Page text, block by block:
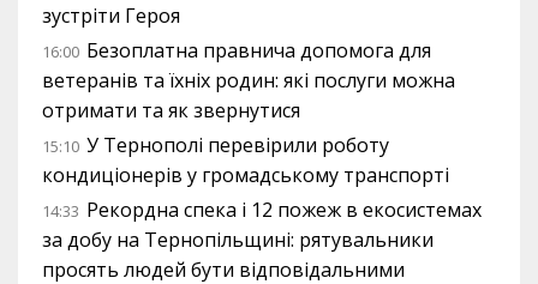
зустріти Героя
16:00 Безоплатна правнича допомога для
ветеранів та їхніх родин: які послуги можна
отримати та як звернутися
15:10 У Тернополі перевірили роботу
кондиціонерів у громадському транспорті
14:33 Рекордна спека і 12 пожеж в екосистемах
за добу на Тернопільщині: рятувальники
просять людей бути відповідальними